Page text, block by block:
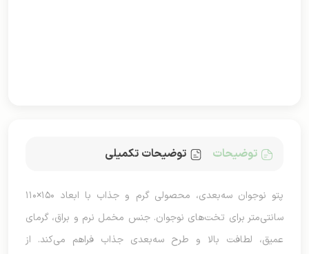
توضیحات توضیحات تکمیلی
پتو نوجوان سه‌بعدی، محصولی گرم و جذاب با ابعاد ۱۵۰×۱۱۰
سانتی‌متر برای تخت‌های نوجوان. جنس مخمل نرم و براق، گرمای
عمیق، لطافت بالا و طرح سه‌بعدی جذاب فراهم می‌کند. از